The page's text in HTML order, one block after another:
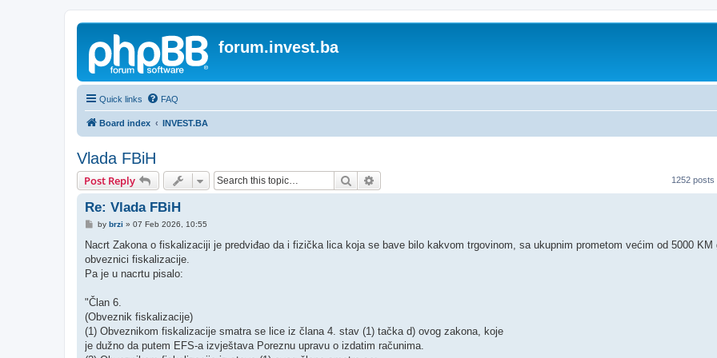
forum.invest.ba
Quick links FAQ
Board index INVEST.BA
Vlada FBiH
Post Reply Search 1252 posts
Re: Vlada FBiH
P
s
by brzi » 07 Feb 2026, 10:55
Nacrt Zakona o fiskalizaciji je predviđao da i fizička lica koja se bave bilo kakvom trgovinom, sa ukupnim prometom većim od 5000 KM
obveznici fiskalizacije.
Pa je u nacrtu pisalo:
"Član 6.
(Obveznik fiskalizacije)
(1) Obveznikom fiskalizacije smatra se lice iz člana 4. stav (1) tačka d) ovog zakona, koje
je dužno da putem EFS-a izvještava Poreznu upravu o izdatim računima.